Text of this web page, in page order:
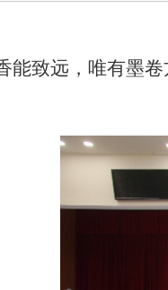
能致远，唯有墨卷